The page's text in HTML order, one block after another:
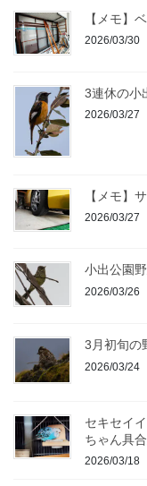
【メモ】
2026/03/30
3連休の小
2026/03/27
【メモ】
2026/03/27
小出公園
2026/03/26
3月初旬の
2026/03/24
セキセイ
ちゃん具
2026/03/18